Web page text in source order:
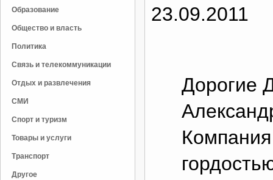
Образование
Общество и власть
Политика
Связь и телекоммуникации
Отдых и развлечения
СМИ
Спорт и туризм
Товары и услуги
Транспорт
Другое
23.09.2011
Дорогие